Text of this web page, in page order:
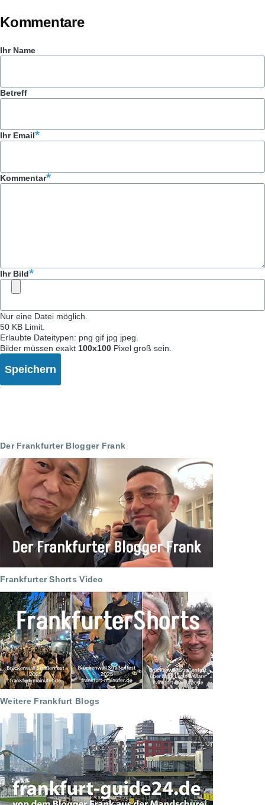
Kommentare
Ihr Name
Betreff
Ihr Email
Kommentar
Ihr Bild
Nur eine Datei möglich.
50 KB Limit.
Erlaubte Dateitypen: png gif jpg jpeg.
Bilder müssen exakt 100x100 Pixel groß sein.
Der Frankfurter Blogger Frank
Frankfurter Shorts Video
Weitere Frankfurt Blogs